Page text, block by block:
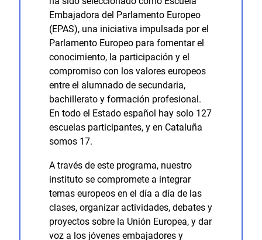
Embajadora del Parlamento Europeo
(EPAS), una iniciativa impulsada por el
Parlamento Europeo para fomentar el
conocimiento, la participación y el
compromiso con los valores europeos
entre el alumnado de secundaria,
bachillerato y formación profesional.
En todo el Estado español hay solo 127
escuelas participantes, y en Cataluña
somos 17.
A través de este programa, nuestro
instituto se compromete a integrar
temas europeos en el día a día de las
clases, organizar actividades, debates y
proyectos sobre la Unión Europea, y dar
voz a los jóvenes embajadores y